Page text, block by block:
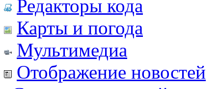
Редакторы кода
Карты и погода
Мультимедиа
Отображение новостей